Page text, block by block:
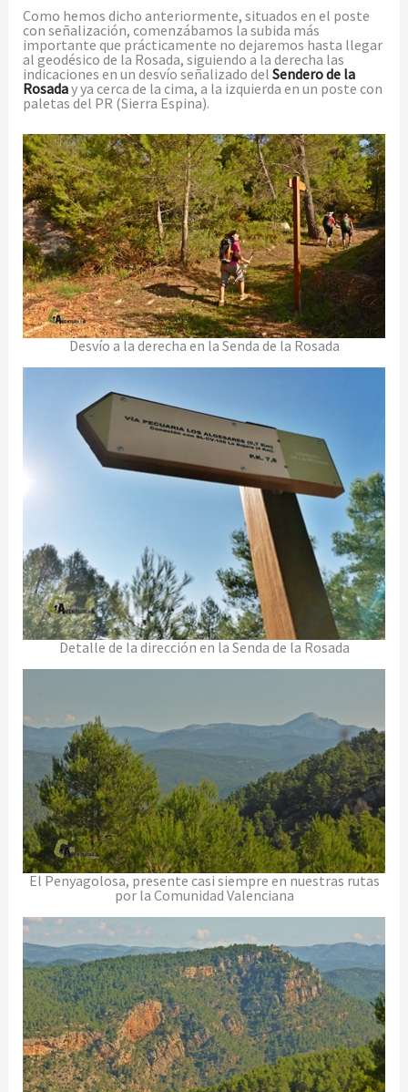
Como hemos dicho anteriormente, situados en el poste
con señalización, comenzábamos la subida más
importante que prácticamente no dejaremos hasta llegar
al geodésico de la Rosada, siguiendo a la derecha las
indicaciones en un desvío señalizado del Sendero de la
Rosaday ya cerca de la cima, a la izquierda en un poste con
paletas del PR (Sierra Espina).
Desvío a la derecha en la Senda de la Rosada
Detalle de la dirección en la Senda de la Rosada
El Penyagolosa, presente casi siempre en nuestras rutas
por la Comunidad Valenciana